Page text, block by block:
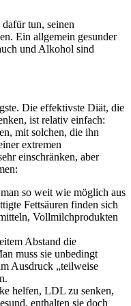
tun, seinen
Ein allgemein gesunder
und Alkohol sind
Die effektivste Diät, die
ist relativ einfach:
mit solchen, die ihn
extremen
einschränken, aber
so weit wie möglich aus
Fettsäuren finden sich
Vollmilchprodukten
Abstand die
muss sie unbedingt
Ausdruck „teilweise
helfen, LDL zu senken,
enthalten sie doch